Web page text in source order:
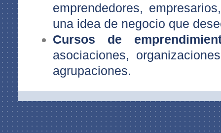
emprendedores,
una idea de negocio que
Cursos de
asociaciones,
agrupaciones.